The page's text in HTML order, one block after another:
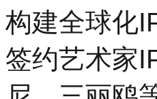
构建全球化
签约艺术家